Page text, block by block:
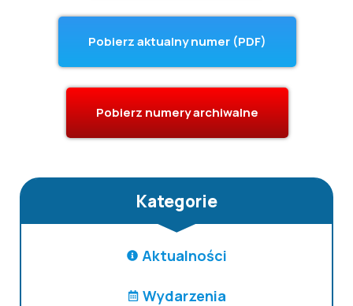
Pobierz aktualny numer (PDF)
Pobierz numery archiwalne
Kategorie
Aktualności
Wydarzenia